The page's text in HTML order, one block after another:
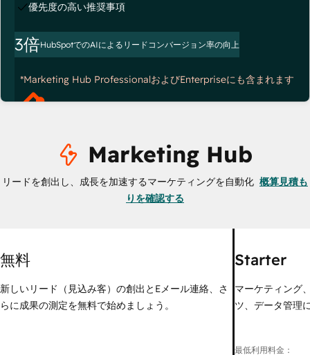
優先度の高い推奨事項
3倍HubSpotでのAIによるリードコンバージョン率の向上
*Marketing Hub ProfessionalおよびEnterpriseにも含まれます
Marketing Hub
リードを創出し、成長を加速するマーケティングを自動化 概算見積も
りを確認する
無料
新しいリード（見込み客）の創出とEメール連絡、さ
らに成果の測定を無料で始めましょう。
Starter
マーケティング
ツ、データ管理
最低利用料金：